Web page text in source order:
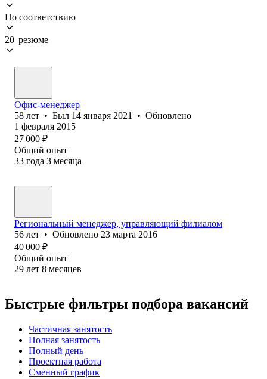
По соответствию
20 резюме
Офис-менеджер
58 лет • Был 14 января 2021 • Обновлено
1 февраля 2015
27 000 ₽
Общий опыт
33 года 3 месяца
Региональный менеджер, управляющий филиалом
56 лет • Обновлено 23 марта 2016
40 000 ₽
Общий опыт
29 лет 8 месяцев
Быстрые фильтры подбора вакансий
Частичная занятость
Полная занятость
Полный день
Проектная работа
Сменный график